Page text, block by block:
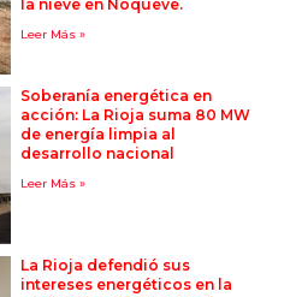
la nieve en Ñoqueve.
Leer Más »
Soberanía energética en
acción: La Rioja suma 80 MW
de energía limpia al
desarrollo nacional
Leer Más »
La Rioja defendió sus
intereses energéticos en la